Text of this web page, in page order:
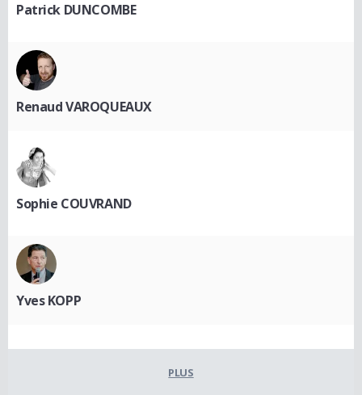
Patrick DUNCOMBE
Renaud VAROQUEAUX
Sophie COUVRAND
Yves KOPP
PLUS